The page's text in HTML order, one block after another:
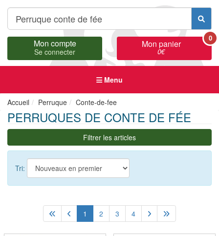
Mon compte
Se connecter
Mon panier
0€
0
Menu
Accueil Perruque Conte-de-fee
PERRUQUES DE CONTE DE FÉE
Filtrer les articles
Tri:
1 2 3 4